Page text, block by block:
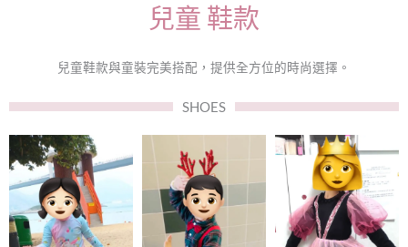
兒童 鞋款
兒童鞋款與童裝完美搭配，提供全方位的時尚選擇。
SHOES